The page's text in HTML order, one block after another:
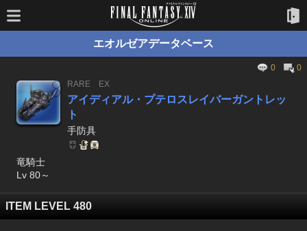
エオルゼアデータベース
0
0
RARE
EX
アイディアル・プテロスレイバーガントレッ
ト
手防具
竜騎士
Lv 80～
ITEM LEVEL 480